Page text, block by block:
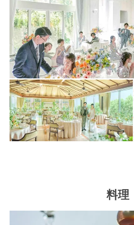
料理